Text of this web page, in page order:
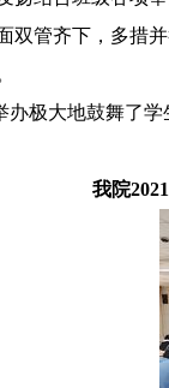
双管齐下，多措
办极大地鼓舞了学
我院